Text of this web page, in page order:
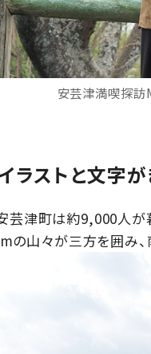
安芸津満喫探訪
ラストと文字
津町は約9,000人が
の山々が三方を囲み